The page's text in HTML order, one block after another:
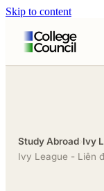
Skip to content
Study Abroad›Ivy
Ivy League - Liên